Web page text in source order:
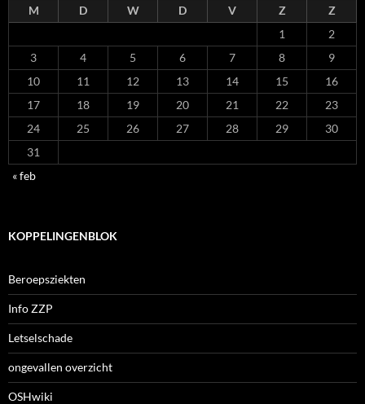
M D W D V Z
Z
1
2
3
4 5 6 7 8
9
10
11 12 13 14 15
16
17
18 19 20 21 22
23
24
25 26 27 28 29
30
31
« feb
KOPPELINGENBLOK
Beroepsziekten
Info ZZP
Letselschade
ongevallen overzicht
OSHwiki